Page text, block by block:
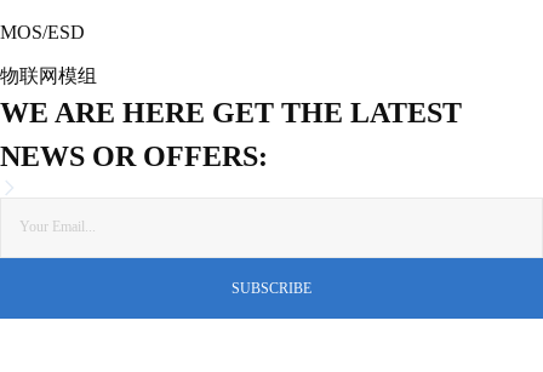
MOS/ESD
物联网模组
WE ARE HERE GET THE LATEST
NEWS OR OFFERS: